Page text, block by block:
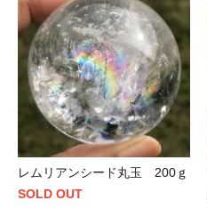
レムリアンシード丸玉 200ｇ
SOLD OUT